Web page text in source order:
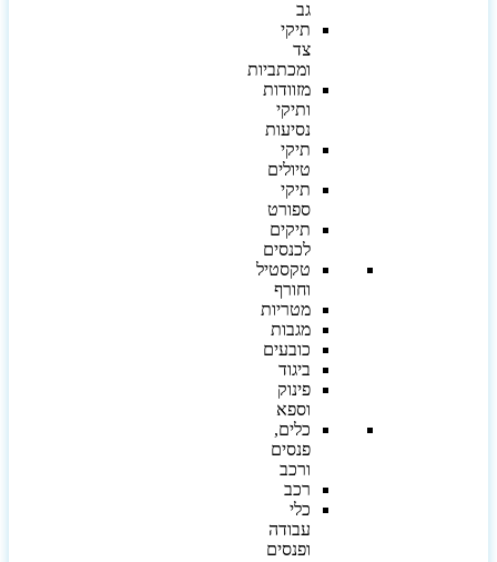
תיקי
ומכתביות
מזוודות
ותיקי
נסיעות
תיקי
טיולים
תיקי
ספורט
תיקים
לכנסים
טקסטיל
וחורף
מטריות
מגבות
כובעים
ביגוד
פינוק
וספא
כלים,
פנסים
ורכב
רכב
כלי
עבודה
ופנסים